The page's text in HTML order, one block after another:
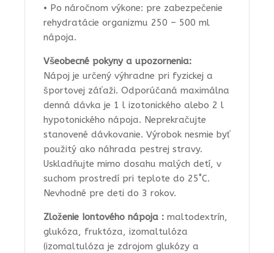
• Po náročnom výkone: pre zabezpečenie
rehydratácie organizmu 250 – 500 ml
nápoja.
Všeobecné pokyny a upozornenia:
Nápoj je určený výhradne pri fyzickej a
športovej záťaži. Odporúčaná maximálna
denná dávka je 1 l izotonického alebo 2 l
hypotonického nápoja. Neprekračujte
stanovené dávkovanie. Výrobok nesmie byť
použitý ako náhrada pestrej stravy.
Uskladňujte mimo dosahu malých detí, v
suchom prostredí pri teplote do 25˚C.
Nevhodné pre deti do 3 rokov.
Zloženie Iontového nápoja : maltodextrín,
glukóza, fruktóza, izomaltulóza
(izomaltulóza je zdrojom glukózy a